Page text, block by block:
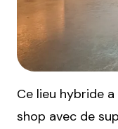
Ce lieu hybride
shop avec de